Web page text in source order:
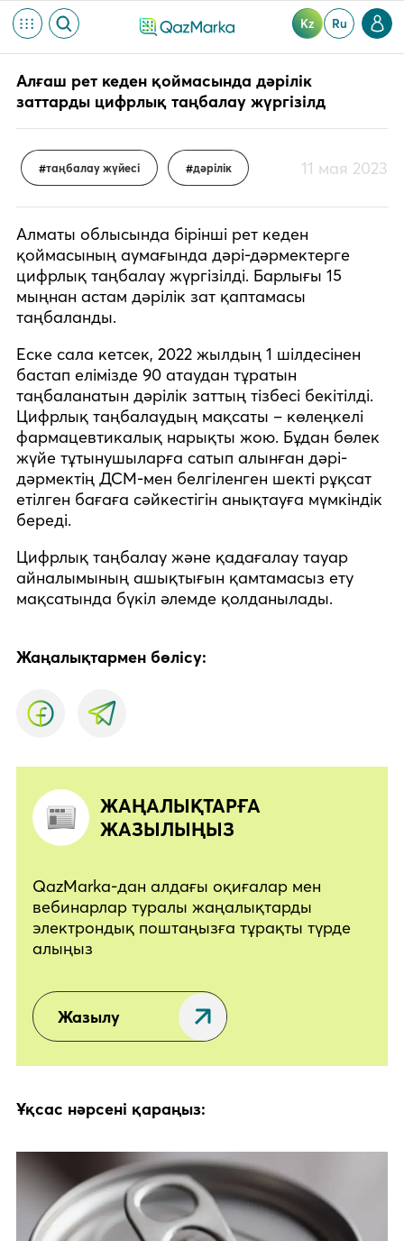
Ru
Kz
Алғаш рет кеден қоймасында дәрілік
заттарды цифрлық таңбалау жүргізілд
таңбалау жүйесі дәрілік 11 мая 2023
Алматы облысында бірінші рет кеден
қоймасының аумағында дәрі-дәрмектерге
цифрлық таңбалау жүргізілді. Барлығы 15
мыңнан астам дәрілік зат қаптамасы
таңбаланды.
Еске сала кетсек, 2022 жылдың 1 шілдесінен
бастап елімізде 90 атаудан тұратын
таңбаланатын дәрілік заттың тізбесі бекітілді.
Цифрлық таңбалаудың мақсаты – көлеңкелі
фармацевтикалық нарықты жою. Бұдан бөлек
жүйе тұтынушыларға сатып алынған дәрі-
дәрмектің ДСМ-мен белгіленген шекті рұқсат
етілген бағаға сәйкестігін анықтауға мүмкіндік
береді.
Цифрлық таңбалау және қадағалау тауар
айналымының ашықтығын қамтамасыз ету
мақсатында бүкіл әлемде қолданылады.
Жаңалықтармен бөлісу:
ЖАҢАЛЫҚТАРҒА
ЖАЗЫЛЫҢЫЗ
QazMarka-дан алдағы оқиғалар мен
вебинарлар туралы жаңалықтарды
электрондық поштаңызға тұрақты түрде
алыңыз
Жазылу
Ұқсас нәрсені қараңыз: